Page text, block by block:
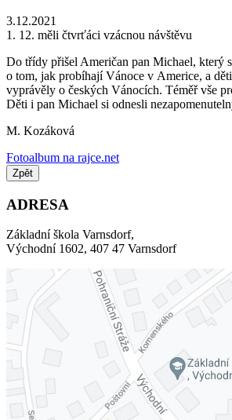
3.12.2021
1. 12. měli čtvrťáci vzácnou návštěvu
Do třídy přišel Američan pan Michael, který
o tom, jak probíhají Vánoce v Americe, a
vyprávěly o českých Vánocích. Téměř vše
Děti i pan Michael si odnesli
M. Kozáková
Fotoalbum na rajce.net
Zpět
ADRESA
Základní škola Varnsdorf,
Východní 1602, 407 47 Varnsdorf